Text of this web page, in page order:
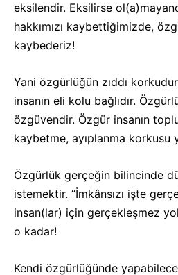
eksilendir. Eksilirse
hakkımızı kaybettiğimizde,
kaybederiz!
Yani özgürlüğün zıddı
insanın eli kolu bağlıdır.
özgüvendir. Özgür insanın
kaybetme, ayıplanma korkusu
Özgürlük gerçeğin bilincinde
istemektir. “İmkânsızı işte
insan(lar) için gerçekleşmez
o kadar!
Kendi özgürlüğünde